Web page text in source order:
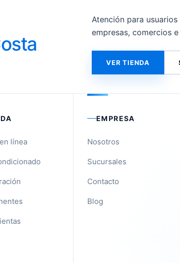
Atención para
empresas, comercios
VER TIENDA
línea
EMPRESA
Nosotros
Sucursales
Contacto
Blog